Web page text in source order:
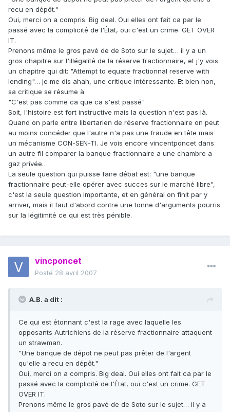
recu en dépôt."
Oui, merci on a compris. Big deal. Oui elles ont fait ca par le
passé avec la complicité de l'État, oui c'est un crime. GET OVER
IT.
Prenons même le gros pavé de de Soto sur le sujet… il y a un
gros chapitre sur l'illégalité de la réserve fractionnaire, et j'y vois
un chapitre qui dit: "Attempt to equate fractionnal reserve with
lending"… je me dis ahah, une critique intéressante. Et bien non,
sa critique se résume à
"C'est pas comme ca que ca s'est passé"
Soit, l'histoire est fort instructive mais la question n'est pas là.
Quand on parle entre libertarien de réserve fractionnaire on peut
au moins concéder que l'autre n'a pas une fraude en tête mais
un mécanisme CON-SEN-TI. Je vois encore vincentponcet dans
un autre fil comparer la banque fractionnaire a une chambre a
gaz privée…
La seule question qui puisse faire débat est: "une banque
fractionnaire peut-elle opérer avec succes sur le marché libre",
c'est la seule question importante, et en général on finit par y
arriver, mais il faut d'abord contre une tonne d'arguments pourris
sur la légitimité ce qui est très pénible.
vincponcet
Posté 28 avril 2007
A.B. a dit :
Ce qui est étonnant c'est la rage avec laquelle les
opposants Autrichiens de la réserve fractionnaire attaquent
un strawman.
"Une banque de dépot ne peut pas prêter de l'argent
qu'elle a recu en dépôt."
Oui, merci on a compris. Big deal. Oui elles ont fait ca par le
passé avec la complicité de l'État, oui c'est un crime. GET
OVER IT.
Prenons même le gros pavé de de Soto sur le sujet… il y a